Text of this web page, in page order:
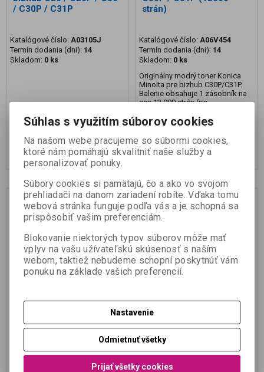
/ C30P / C31P
Katalógové číslo: A03105J
Termín dodania (dni): 14
Skladom: 0 ks
261,28 EUR
212,42 EUR (Vaša cena bez DPH:)
Pridať do košíka
strán)
Katalógové číslo: A06V454
Termín dodania (dni): 14
Skladom: 0 ks
Originálny modrý toner Konica
Minolta pre bizhub C30P/C31P.
Balenie obsahuje 1 zásobník na
cca 12 000 strán (pri...
335,35 EUR
272,64 EUR (Vaša cena bez DPH:)
Pridať do košíka
Toner magenta pre
(12000 strán)
Katalógové číslo:A06V354
Toner žltý pre bizhub
C3xP (12000 strán)
Katalógové číslo:A06V254
Termín dodania (dni):
Súhlas s využitím súborov cookies
Na našom webe pracujeme so súbormi cookies,
ktoré nám pomáhajú skvalitniť naše služby a
personalizovať ponuky.
Súbory cookies si pamätajú, čo a ako vo svojom
prehliadači na danom zariadení robíte. Vďaka tomu
webová stránka funguje podľa vás a je schopná sa
prispôsobiť vašim preferenciám.
Blokovanie niektorých typov súborov môže mať
vplyv na vašu užívateľskú skúsenosť s naším
webom, taktiež nebudeme schopní poskytnúť vám
ponuku na základe vašich preferencií.
Nastavenie
Odmietnuť všetky
Prijať všetky cookies